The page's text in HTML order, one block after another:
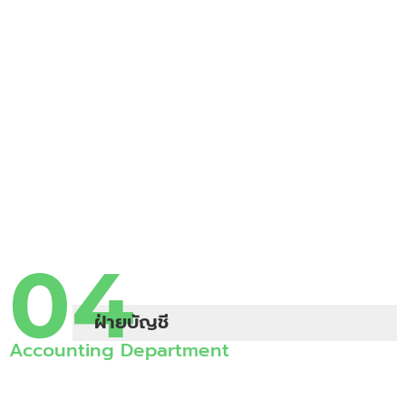
04
ฝ่ายบัญชี
Accounting Department